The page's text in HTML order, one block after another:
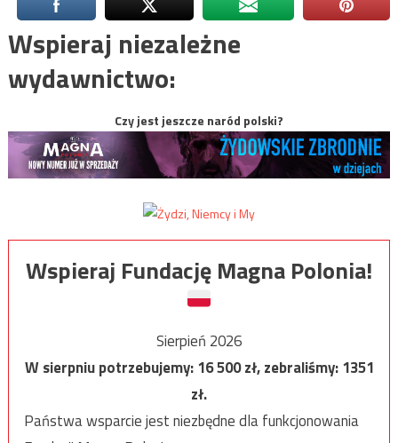
Wspieraj niezależne
wydawnictwo:
Czy jest jeszcze naród polski?
Wspieraj Fundację Magna Polonia!
Sierpień 2026
W sierpniu potrzebujemy:16 500zł, zebraliśmy:1351
zł.
Państwa wsparcie jest niezbędne dla funkcjonowania